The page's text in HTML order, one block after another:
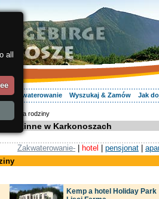
Zakwaterowanie Wyszukaj & Zamów Jak
> Dla rodziny
rodzinne w Karkonoszach
Zakwaterowanie- hotel pensjonat
Kemp a hotel Holiday Park
all